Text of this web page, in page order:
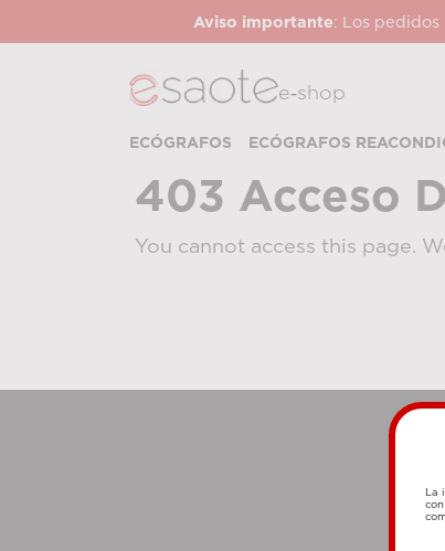
Aviso importante: Los pedidos
e‑shop
ECÓGRAFOS ECÓGRAFOS
403 Acceso
You cannot access this page.
La